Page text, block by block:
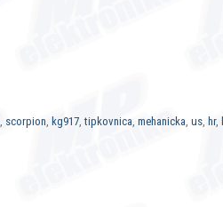
, scorpion, kg917,tipkovnica, mehanicka, us, hr,